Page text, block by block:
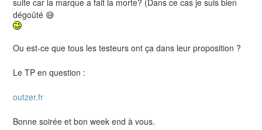
dégoûté 😅
Ou est-ce que tous les testeurs ont ça dans leur proposition ?
Le TP en question :
outzer.fr
Bonne soirée et bon week end à vous.